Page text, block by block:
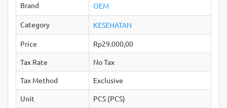
Brand
OEM
Category KESEHATAN
Price
Rp29.000,00
Tax Rate
No Tax
Tax Method
Exclusive
Unit
PCS (PCS)